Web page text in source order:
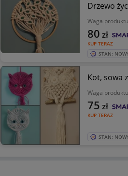
Drzewo
Waga
KUP TERAZ
80 zł
STAN:
Kot, sowa
Waga
KUP TERAZ
75 zł
STAN: